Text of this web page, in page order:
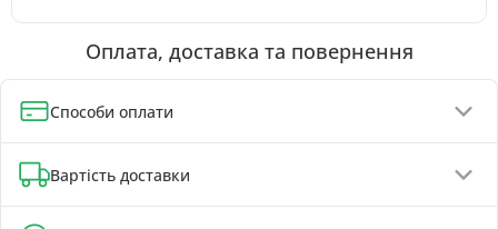
Оплата, доставка та повернення
Способи оплати
Оплата при отриманні (до 130 грн - повна передплата)
Онлайн-оплата карткою, GPay, ApplePay
Вартість доставки
Відділення Нової Пошти - від 90 грн